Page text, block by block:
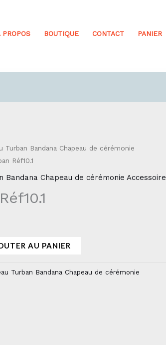
PROPOS BOUTIQUE CONTACT PANIER
Turban Bandana Chapeau de cérémonie
Réf10.1
Bandana Chapeau de cérémonie Accessoire
AU PANIER
Turban Bandana Chapeau de cérémonie